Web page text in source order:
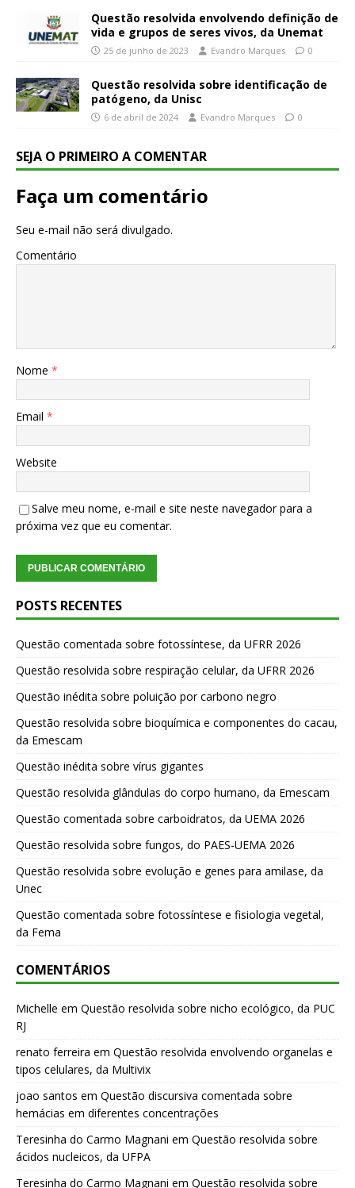
Questão resolvida envolvendo definição de
vida e grupos de seres vivos, da Unemat
25 de junho de 2023 Evandro Marques 0
Questão resolvida sobre identificação de
patógeno, da Unisc
6 de abril de 2024 Evandro Marques 0
SEJA O PRIMEIRO A COMENTAR
Faça um comentário
Seu e-mail não será divulgado.
Comentário
Nome *
Email *
Website
Salve meu nome, e-mail e site neste navegador para a
próxima vez que eu comentar.
POSTS RECENTES
Questão comentada sobre fotossíntese, da UFRR 2026
Questão resolvida sobre respiração celular, da UFRR 2026
Questão inédita sobre poluição por carbono negro
Questão resolvida sobre bioquímica e componentes do cacau,
da Emescam
Questão inédita sobre vírus gigantes
Questão resolvida glândulas do corpo humano, da Emescam
Questão comentada sobre carboidratos, da UEMA 2026
Questão resolvida sobre fungos, do PAES-UEMA 2026
Questão resolvida sobre evolução e genes para amilase, da
Unec
Questão comentada sobre fotossíntese e fisiologia vegetal,
da Fema
COMENTÁRIOS
Michelle em Questão resolvida sobre nicho ecológico, da PUC
RJ
renato ferreira em Questão resolvida envolvendo organelas e
tipos celulares, da Multivix
joao santos em Questão discursiva comentada sobre
hemácias em diferentes concentrações
Teresinha do Carmo Magnani em Questão resolvida sobre
ácidos nucleicos, da UFPA
Teresinha do Carmo Magnani em Questão resolvida sobre